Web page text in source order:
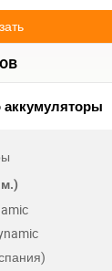
аккумуляторы